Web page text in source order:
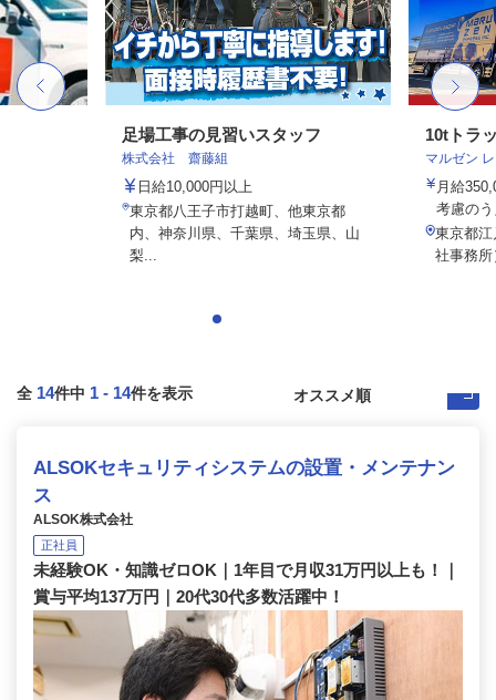
足場工事の見習いスタッフ
株式会社 齋藤組
日給10,000円以上
東京都八王子市打越町、他東京都
内、神奈川県、千葉県、埼玉県、山
梨...
10tトラ
マルゼン
月給
考慮の
東京都江
社事務
全 14件中 1 - 14件を表示
ALSOKセキュリティシステムの設置・メンテナン
ス
ALSOK株式会社
正社員
未経験OK・知識ゼロOK｜1年目で月収31万円以上も！｜
賞与平均137万円｜20代30代多数活躍中！